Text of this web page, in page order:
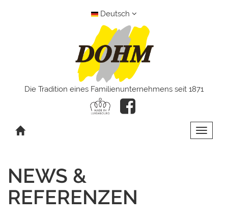
Deutsch
Die Tradition eines Familienunternehmens seit 1871
Toggle
NEWS &
REFERENZEN